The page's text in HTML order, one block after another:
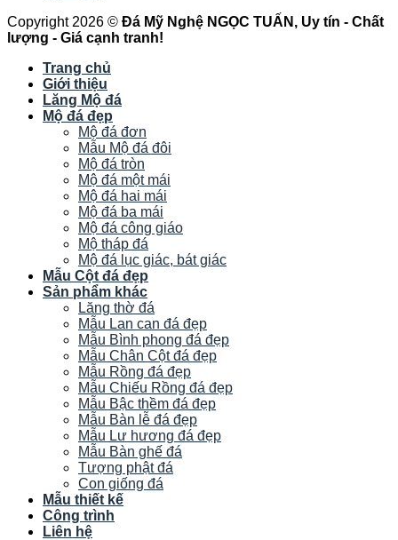
Copyright 2026 © Đá Mỹ Nghệ NGỌC TUẤN, Uy tín - Chất
lượng - Giá cạnh tranh!
Trang chủ
Giới thiệu
Lăng Mộ đá
Mộ đá đẹp
Mộ đá đơn
Mẫu Mộ đá đôi
Mộ đá tròn
Mộ đá một mái
Mộ đá hai mái
Mộ đá ba mái
Mộ đá công giáo
Mộ tháp đá
Mộ đá lục giác, bát giác
Mẫu Cột đá đẹp
Sản phẩm khác
Lăng thờ đá
Mẫu Lan can đá đẹp
Mẫu Bình phong đá đẹp
Mẫu Chân Cột đá đẹp
Mẫu Rồng đá đẹp
Mẫu Chiếu Rồng đá đẹp
Mẫu Bậc thềm đá đẹp
Mẫu Bàn lễ đá đẹp
Mẫu Lư hương đá đẹp
Mẫu Bàn ghế đá
Tượng phật đá
Con giống đá
Mẫu thiết kế
Công trình
Liên hệ